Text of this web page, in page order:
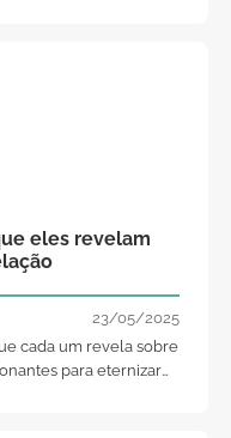
eles revelam
23/05/2025
cada um revela sobre
para eternizar